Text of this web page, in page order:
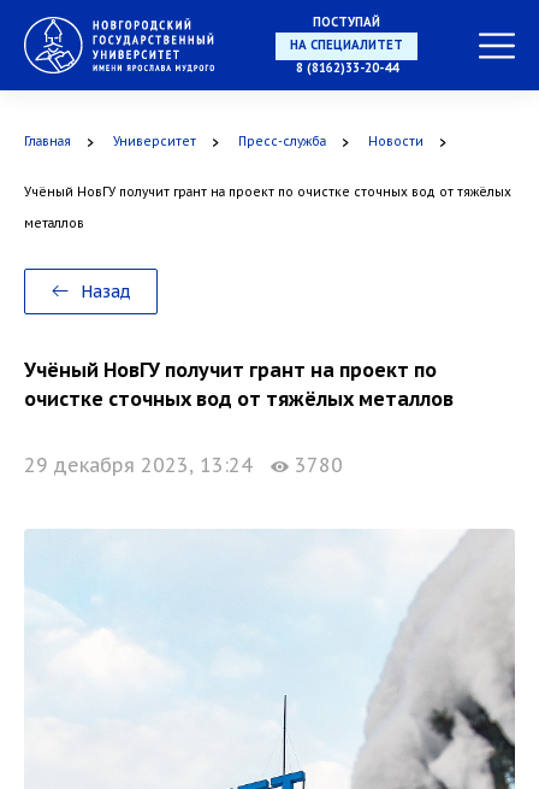
ПОСТУПАЙ
НА СПЕЦИАЛИТЕТ
В МАГИСТРАТУРУ
8 (8162)33-20-44
Главная Университет Пресс-служба Новости
Учёный НовГУ получит грант на проект по очистке сточных вод от тяжёлых
металлов
Назад
Учёный НовГУ получит грант на проект по
очистке сточных вод от тяжёлых металлов
29 декабря 2023, 13:24 3780